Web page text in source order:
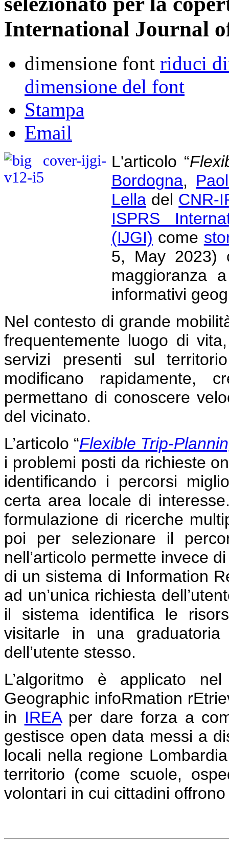
International Journal
dimensione font riduci
dimensione del font
Stampa
Email
L'articolo “
Bordogna,
Lella del CNR-
ISPRS
(IJGI) come
5, May 2023)
maggioranza
informativi
Nel contesto di grande
frequentemente luogo di
servizi presenti sul
modificano rapidamente,
permettano di conoscere
del vicinato.
L’articolo “Flexible Trip-
i problemi posti da richieste
identificando i percorsi
certa area locale di
formulazione di ricerche
poi per selezionare il
nell’articolo permette invece
di un sistema di Information
ad un’unica richiesta
il sistema identifica le
visitarle in una
dell’utente stesso.
L’algoritmo è applicato
Geographic infoRmation
in IREAper dare forza a
gestisce open data messi a
locali nella regione
territorio (come scuole,
volontari in cui cittadini